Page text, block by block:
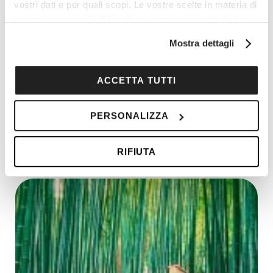
vostri dati e per quali scopi. Le vostre scelte in materia di
modificare o revocare il proprio consenso in qualsiasi
sull'icona di attivazione della privacy.
raccogliere informazioni sulla tua posizione
geografica, con un'approssimazione di qualche
Identificare il tuo dispositivo, scansionandolo
attivamente alla ricerca di caratteristiche specifiche
(impronte digitali).
Approfondisci come vengono elaborati i tuoi dati personali
e imposta le tue preferenze nella
sezione dettagli. Puoi
modificare o ritirare il tuo consenso in qualsiasi momento
dalla Dichiarazione sui cookie.
Mostra dettagli
ACCETTA TUTTI
PERSONALIZZA
RIFIUTA
India: Triangolo d’Oro